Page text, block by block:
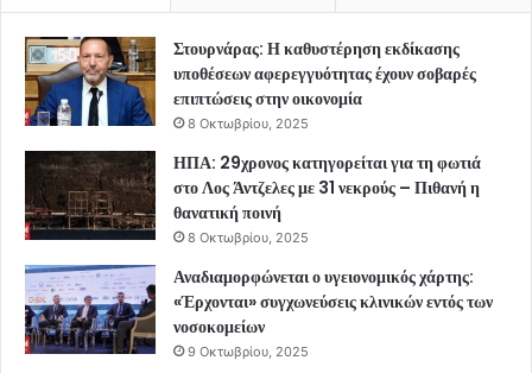
Στουρνάρας: Η καθυστέρηση εκδίκασης
υποθέσεων αφερεγγυότητας έχουν σοβαρές
επιπτώσεις στην οικονομία
8 Οκτωβρίου, 2025
ΗΠΑ: 29χρονος κατηγορείται για τη φωτιά
στο Λος Άντζελες με 31 νεκρούς – Πιθανή η
θανατική ποινή
8 Οκτωβρίου, 2025
Αναδιαμορφώνεται ο υγειονομικός χάρτης:
«Έρχονται» συγχωνεύσεις κλινικών εντός των
νοσοκομείων
9 Οκτωβρίου, 2025